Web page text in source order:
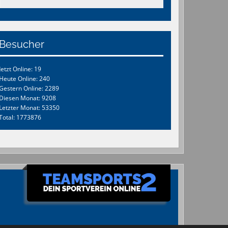
Besucher
Jetzt Online: 19
Heute Online: 240
Online: 2289
Diesen Monat: 9208
Letzter Monat: 53350
1773876